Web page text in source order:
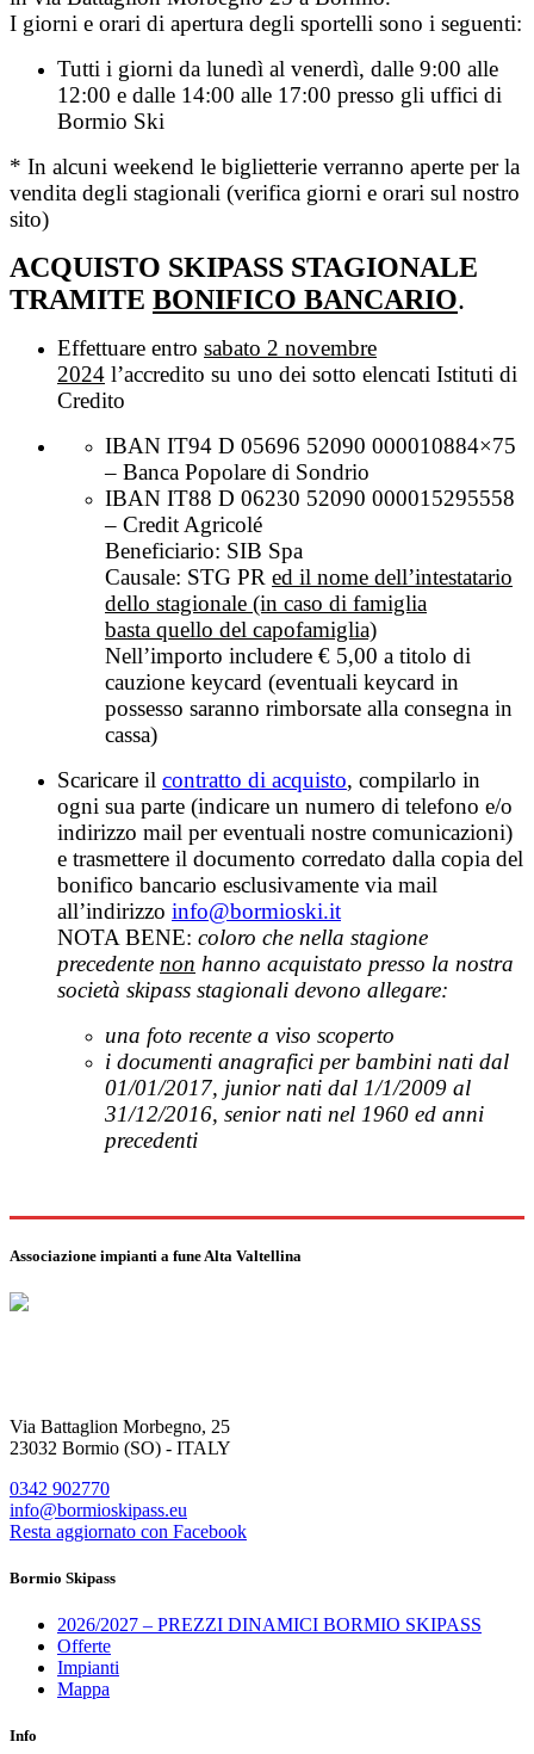
I giorni e orari di apertura degli sportelli sono i seguenti:
Tutti i giorni da lunedì al venerdì, dalle 9:00 alle
12:00 e dalle 14:00 alle 17:00 presso gli uffici di
Bormio Ski
* In alcuni weekend le biglietterie verranno aperte per la
vendita degli stagionali (verifica giorni e orari sul nostro
sito)
ACQUISTO SKIPASS STAGIONALE
TRAMITE BONIFICO BANCARIO.
Effettuare entro sabato 2 novembre
2024 l’accredito su uno dei sotto elencati Istituti di
Credito
IBAN IT94 D 05696 52090 000010884×75
– Banca Popolare di Sondrio
IBAN IT88 D 06230 52090 000015295558
– Credit Agricolé
Beneficiario: SIB Spa
Causale: STG PR ed il nome dell’intestatario
dello stagionale (in caso di famiglia
basta quello del capofamiglia)
Nell’importo includere € 5,00 a titolo di
cauzione keycard (eventuali keycard in
possesso saranno rimborsate alla consegna in
cassa)
Scaricare il contratto di acquisto, compilarlo in
ogni sua parte (indicare un numero di telefono e/o
indirizzo mail per eventuali nostre comunicazioni)
e trasmettere il documento corredato dalla copia del
bonifico bancario esclusivamente via mail
all’indirizzo info@bormioski.it
NOTA BENE: coloro che nella stagione
precedente non hanno acquistato presso la nostra
società skipass stagionali devono allegare:
una foto recente a viso scoperto
i documenti anagrafici per bambini nati dal
01/01/2017, junior nati dal 1/1/2009 al
31/12/2016, senior nati nel 1960 ed anni
precedenti
Associazione impianti a fune Alta Valtellina
Via Battaglion Morbegno, 25
23032 Bormio (SO) - ITALY
0342 902770
info@bormioskipass.eu
Resta aggiornato con Facebook
Bormio Skipass
2026/2027 – PREZZI DINAMICI BORMIO SKIPASS
Offerte
Impianti
Mappa
Info